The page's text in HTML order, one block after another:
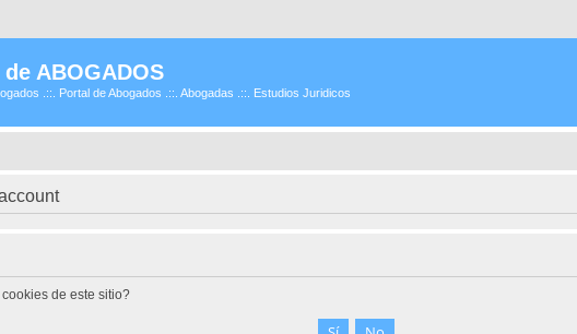
de ABOGADOS
.::. Portal de Abogados .::. Abogadas .::. Estudios Juridicos
de este sitio?